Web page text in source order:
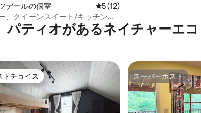
4.92つ星の平均評価
デールの個室 レビュー12件、5つ星中5つ星
5 (12)
、クイーンスイート/キッチン付
ンスプリングスまで22マイル
パティオがあるネイチャーエ
のゲストチョイスです。
トチョイス スーパーホスト
スーパーホスト